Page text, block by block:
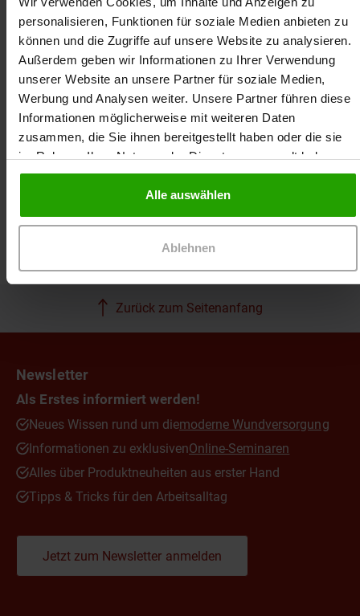
personalisieren, Funktionen für soziale Medien anbieten zu
können und die Zugriffe auf unsere Website zu analysieren.
Außerdem geben wir Informationen zu Ihrer Verwendung
unserer Website an unsere Partner für soziale Medien,
Werbung und Analysen weiter. Unsere Partner führen diese
Informationen möglicherweise mit weiteren Daten
zusammen, die Sie ihnen bereitgestellt haben oder die sie
im Rahmen Ihrer Nutzung der Dienste gesammelt haben.
Alle auswählen
Ablehnen
Claudia Pruck ist PTA und seit 1999 selbstständige
Referentin. Neben Produktschulungen,
Kommunikationstrainings und Vorträgen an PTA-
Schulen ist Claudia Pruck auch als Moderatorin für
unsere DRACO Workshops tätig.
Zurück zum Seitenanfang
Newsletter
Als Erstes informiert werden!
Neues Wissen rund um diemoderne Wundversorgung
Informationen zu exklusivenOnline-Seminaren
Alles über Produktneuheiten aus erster Hand
Tipps & Tricks für den Arbeitsalltag
Jetzt zum Newsletter anmelden